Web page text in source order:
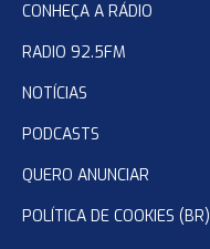
CONHEÇA A RÁDIO
RADIO 92.5FM
NOTÍCIAS
PODCASTS
QUERO ANUNCIAR
POLÍTICA DE COOKIES (BR)